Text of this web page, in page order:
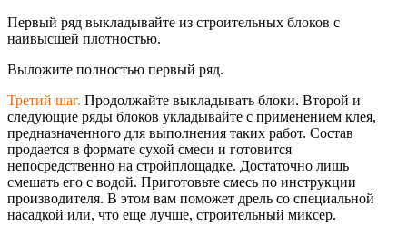
Первый ряд выкладывайте из строительных блоков с
наивысшей плотностью.
Выложите полностью первый ряд.
Третий шаг. Продолжайте выкладывать блоки. Второй и
следующие ряды блоков укладывайте с применением клея,
предназначенного для выполнения таких работ. Состав
продается в формате сухой смеси и готовится
непосредственно на стройплощадке. Достаточно лишь
смешать его с водой. Приготовьте смесь по инструкции
производителя. В этом вам поможет дрель со специальной
насадкой или, что еще лучше, строительный миксер.